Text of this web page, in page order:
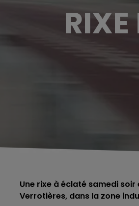
Une rixe à éclaté samedi
Verrotières, dans la zone